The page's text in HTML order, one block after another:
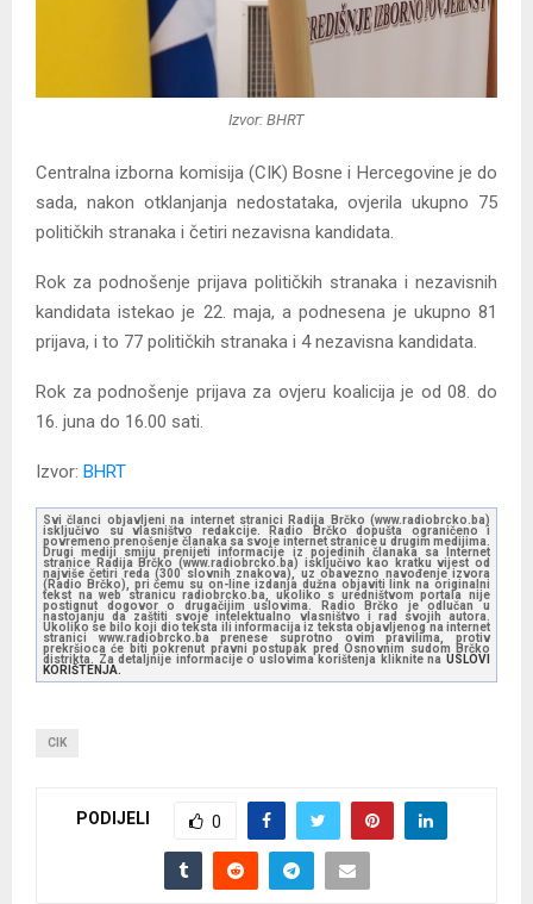
Izvor: BHRT
Centralna izborna komisija (CIK) Bosne i Hercegovine je do
sada, nakon otklanjanja nedostataka, ovjerila ukupno 75
političkih stranaka i četiri nezavisna kandidata.
Rok za podnošenje prijava političkih stranaka i nezavisnih
kandidata istekao je 22. maja, a podnesena je ukupno 81
prijava, i to 77 političkih stranaka i 4 nezavisna kandidata.
Rok za podnošenje prijava za ovjeru koalicija je od 08. do
16. juna do 16.00 sati.
Izvor: BHRT
Svi članci objavljeni na internet stranici Radija Brčko (www.radiobrcko.ba)
isključivo su vlasništvo redakcije. Radio Brčko dopušta ograničeno i
povremeno prenošenje članaka sa svoje internet stranice u drugim medijima.
Drugi mediji smiju prenijeti informacije iz pojedinih članaka sa Internet
stranice Radija Brčko (www.radiobrcko.ba) isključivo kao kratku vijest od
najviše četiri reda (300 slovnih znakova), uz obavezno navođenje izvora
(Radio Brčko), pri čemu su on-line izdanja dužna objaviti link na originalni
tekst na web stranicu radiobrcko.ba, ukoliko s uredništvom portala nije
postignut dogovor o drugačijim uslovima. Radio Brčko je odlučan u
nastojanju da zaštiti svoje intelektualno vlasništvo i rad svojih autora.
Ukoliko se bilo koji dio teksta ili informacija iz teksta objavljenog na internet
stranici www.radiobrcko.ba prenese suprotno ovim pravilima, protiv
prekršioca će biti pokrenut pravni postupak pred Osnovnim sudom Brčko
distrikta. Za detaljnije informacije o uslovima korištenja kliknite na USLOVI
KORIŠTENJA.
CIK
PODIJELI 0